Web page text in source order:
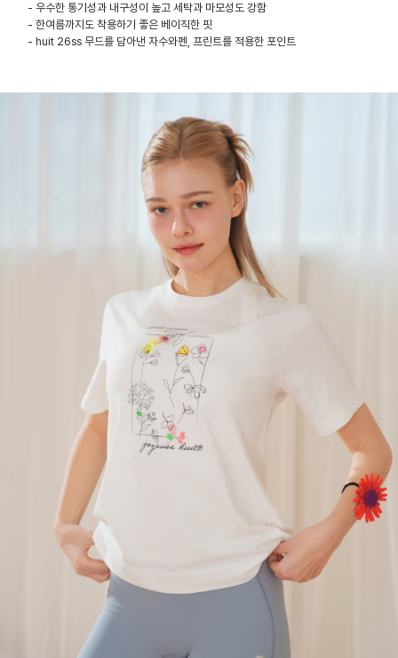
- 우수한 통기성과 내구성이 높고 세탁과 마모성도 강함
- 한여름까지도 착용하기 좋은 베이직한 핏
- huit 26ss 무드를 담아낸 자수와펜, 프린트를 적용한 포인트